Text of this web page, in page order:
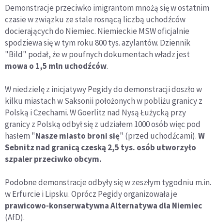
Demonstracje przeciwko imigrantom mnożą się w ostatnim
czasie w związku ze stale rosnącą liczbą uchodźców
docierających do Niemiec. Niemieckie MSW oficjalnie
spodziewa się w tym roku 800 tys. azylantów. Dziennik
"Bild" podał, że w poufnych dokumentach władz jest
mowa o 1,5 mln uchodźców.
W niedzielę z inicjatywy Pegidy do demonstracji doszło w
kilku miastach w Saksonii położonych w pobliżu granicy z
Polską i Czechami. W Goerlitz nad Nysą Łużycką przy
granicy z Polską odbył się z udziałem 1000 osób więc pod
hasłem "Nasze miasto broni się" (przed uchodźcami).W
Sebnitz nad granicą czeską 2,5 tys. osób utworzyło
szpaler przeciwko obcym.
Podobne demonstracje odbyły się w zeszłym tygodniu m.in.
w Erfurcie i Lipsku. Oprócz Pegidy organizowała je
prawicowo-konserwatywna Alternatywa dla Niemiec
(AfD).